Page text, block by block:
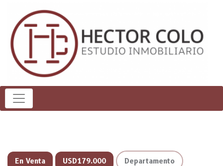
En Venta USD179.000 Departamento